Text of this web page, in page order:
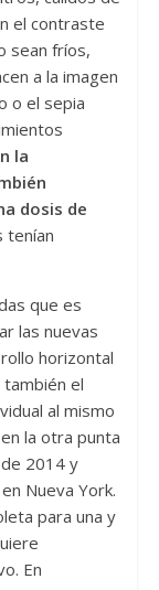
el contraste
sean fríos,
a la imagen
o el sepia
la
dosis de
tenían
que es
las nuevas
horizontal
el
al mismo
la otra punta
2014 y
Nueva York.
para una y
En